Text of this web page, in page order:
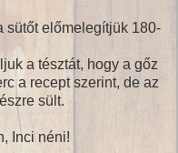
sütőt előmelegítjük 180-
a tésztát, hogy a gőz
a recept szerint, de az
sült.
Inci néni!